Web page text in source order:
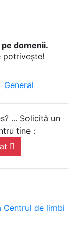
domenii.
potrivește!
General
... Solicită un
tine :